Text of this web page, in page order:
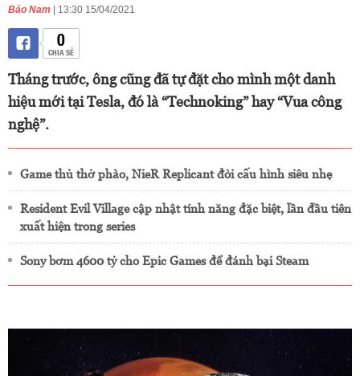
Bảo Nam | 13:30 15/04/2021
0
CHIA SẺ
Tháng trước, ông cũng đã tự đặt cho mình một danh
hiệu mới tại Tesla, đó là “Technoking” hay “Vua công
nghệ”.
Game thủ thở phào, NieR Replicant đòi cấu hình siêu nhẹ
Resident Evil Village cập nhật tính năng đặc biệt, lần đầu tiên
xuất hiện trong series
Sony bơm 4600 tỷ cho Epic Games để đánh bại Steam